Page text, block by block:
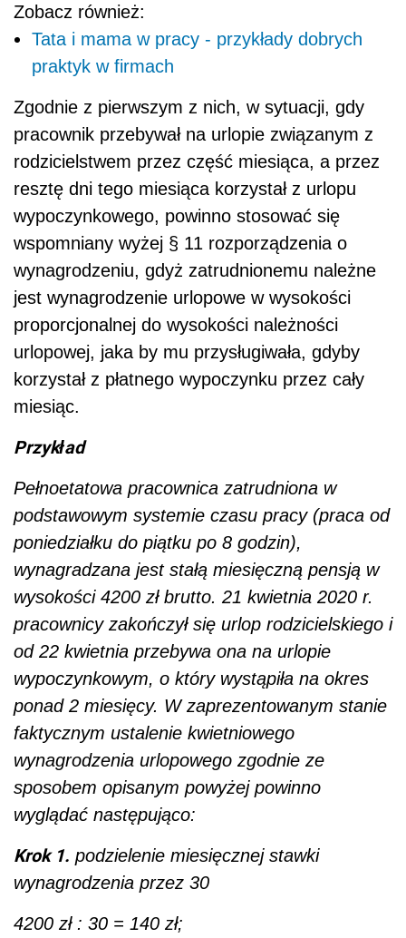
Zobacz również:
Tata i mama w pracy - przykłady dobrych
praktyk w firmach
Zgodnie z pierwszym z nich, w sytuacji, gdy
pracownik przebywał na urlopie związanym z
rodzicielstwem przez część miesiąca, a przez
resztę dni tego miesiąca korzystał z urlopu
wypoczynkowego, powinno stosować się
wspomniany wyżej § 11 rozporządzenia o
wynagrodzeniu, gdyż zatrudnionemu należne
jest wynagrodzenie urlopowe w wysokości
proporcjonalnej do wysokości należności
urlopowej, jaka by mu przysługiwała, gdyby
korzystał z płatnego wypoczynku przez cały
miesiąc.
Przykład
Pełnoetatowa pracownica zatrudniona w
podstawowym systemie czasu pracy (praca od
poniedziałku do piątku po 8 godzin),
wynagradzana jest stałą miesięczną pensją w
wysokości 4200 zł brutto. 21 kwietnia 2020 r.
pracownicy zakończył się urlop rodzicielskiego i
od 22 kwietnia przebywa ona na urlopie
wypoczynkowym, o który wystąpiła na okres
ponad 2 miesięcy. W zaprezentowanym stanie
faktycznym ustalenie kwietniowego
wynagrodzenia urlopowego zgodnie ze
sposobem opisanym powyżej powinno
wyglądać następująco:
Krok 1. podzielenie miesięcznej stawki
wynagrodzenia przez 30
4200 zł : 30 = 140 zł;